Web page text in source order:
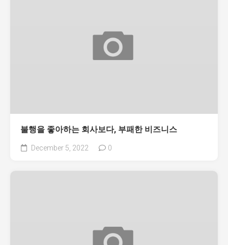
불행을 좋아하는 회사보다, 부패한 비즈니스
December 5, 2022 0